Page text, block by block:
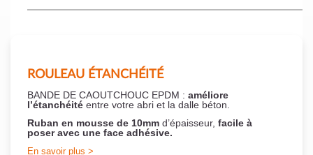
ROULEAU ÉTANCHÉITÉ
BANDE DE CAOUTCHOUC EPDM : améliore
l’étanchéité entre votre abri et la dalle béton.
Ruban en mousse de 10mm d’épaisseur, facile à
poser avec une face adhésive.
En savoir plus